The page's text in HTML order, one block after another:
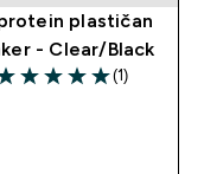
plastičan
- Clear/Black
5 out of 5 stars
(1)